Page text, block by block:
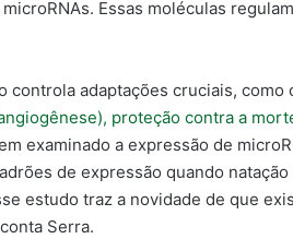
Essas moléculas
controla adaptações cruciais,
proteção contra a
examinado a expressão de
de expressão quando
estudo traz a novidade de que
Serra.